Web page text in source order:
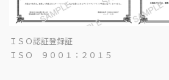
ＩＳＯ認証登録証
ＩＳＯ ９００１：２０１５